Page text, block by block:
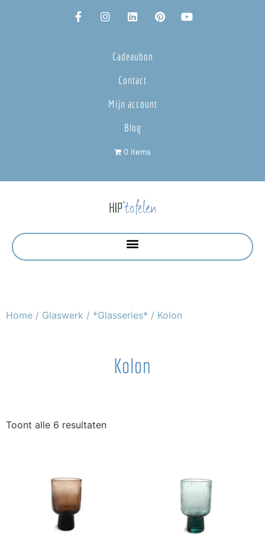
Cadeaubon
Contact
Mijn account
Blog
0 items
Home / Glaswerk / *Glasseries* / Kolon
Kolon
Toont alle 6 resultaten